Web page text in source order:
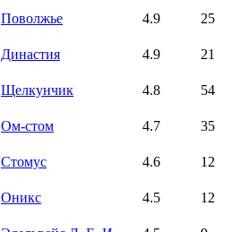
Поволжье 4.9
25
Династия 4.9
21
Щелкунчик 4.8
54
Ом-стом 4.7
35
Стомус 4.6
12
Оникс 4.5
12